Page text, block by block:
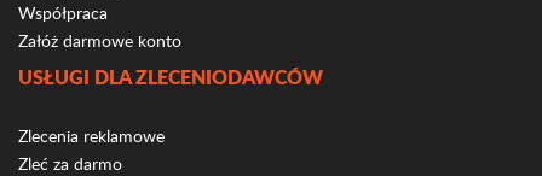
Współpraca
Załóż darmowe konto
USŁUGI DLA ZLECENIODAWCÓW
Zlecenia reklamowe
Zleć za darmo